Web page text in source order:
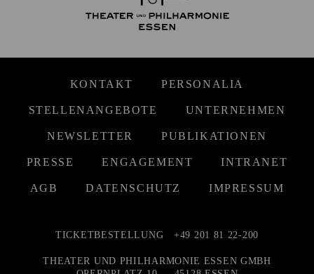
KONTAKT PERSONALIA
STELLENANGEBOTE UNTERNEHMEN
NEWSLETTER PUBLIKATIONEN
PRESSE ENGAGEMENT INTRANET
AGB DATENSCHUTZ IMPRESSUM
TICKETBESTELLUNG +49 201 81 22-200
THEATER UND PHILHARMONIE ESSEN GMBH